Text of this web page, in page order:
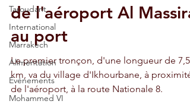
Taroudant
International
Marrakech
Alimentation
Evénements
Mohammed VI
de l'aéroport Al Massira
au port
Le premier tronçon, d'une longueur de 7,5
km, va du village d'Ikhourbane, à proximité
de l'aéroport, à la route Nationale 8.